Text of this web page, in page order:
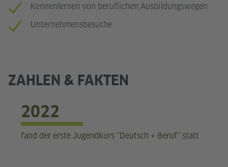
Kennenlernen von beruflichen Ausbildungswegen
Unternehmensbesuche
ZAHLEN & FAKTEN
2022
fand der erste Jugendkurs "Deutsch + Beruf" statt